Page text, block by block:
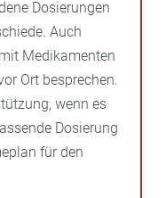
Dosierungen
Auch
Medikamenten
Ort besprechen.
wenn es
Dosierung
für den